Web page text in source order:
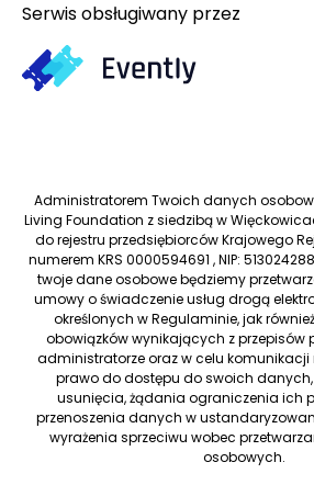
Serwis obsługiwany przez
Administratorem Twoich danych
Living Foundation z siedzibą w
do rejestru przedsiębiorców Krajowego
numerem KRS 0000594691 , NIP:
twoje dane osobowe będziemy
umowy o świadczenie usług drogą
określonych w Regulaminie, jak
obowiązków wynikających z przepisów
administratorze oraz w celu komunikacji
prawo do dostępu do swoich
usunięcia, żądania ograniczenia ich
przenoszenia danych w
wyrażenia sprzeciwu wobec
osobowych.